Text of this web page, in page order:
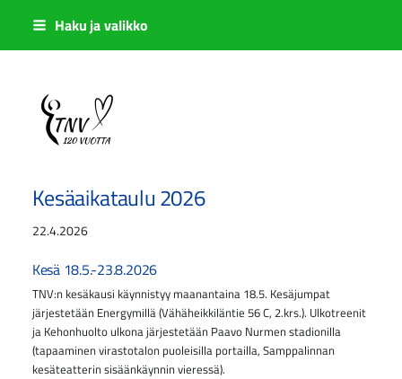
Siirry
sisältöön
Haku ja valikko
Sivuston etusivulle
Kesäaikataulu 2026
22.4.2026
Kesä 18.5.-23.8.2026
TNV:n kesäkausi käynnistyy maanantaina 18.5. Kesäjumpat
järjestetään Energymillä (Vähäheikkiläntie 56 C, 2.krs.). Ulkotreenit
ja Kehonhuolto ulkona järjestetään Paavo Nurmen stadionilla
(tapaaminen virastotalon puoleisilla portailla, Samppalinnan
kesäteatterin sisäänkäynnin vieressä).